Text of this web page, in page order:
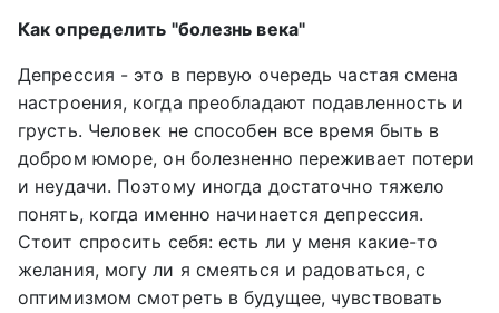
Как определить "болезнь века"
Депрессия - это в первую очередь частая смена
настроения, когда преобладают подавленность и
грусть. Человек не способен все время быть в
добром юморе, он болезненно переживает потери
и неудачи. Поэтому иногда достаточно тяжело
понять, когда именно начинается депрессия.
Стоит спросить себя: есть ли у меня какие-то
желания, могу ли я смеяться и радоваться, с
оптимизмом смотреть в будущее, чувствовать